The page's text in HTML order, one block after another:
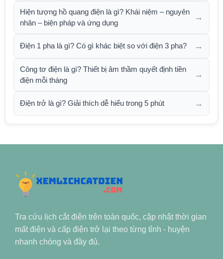
Hiện tượng hồ quang điện là gì? Khái niệm – nguyên
nhân – biện pháp và ứng dụng
→
Điện 1 pha là gì? Có gì khác biệt so với điện 3 pha? →
Công tơ điện là gì? Thiết bị âm thầm quyết định tiền
điện mỗi tháng
→
Điện trở là gì? Giải thích dễ hiểu trong 5 phút →
Tra cứu lịch cắt điện trên toàn quốc, cập nhật thời gian
mất điện và cấp điện trở lại theo từng tỉnh - huyện
nhanh chóng và đầy đủ.